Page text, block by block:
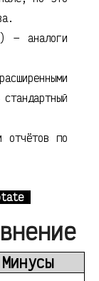
— аналоги
отчётов по
Минусы